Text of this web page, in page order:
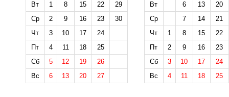
Вт
1 8 15 22
29
Ср
2 9 16 23
30
Чт
3 10 17
24
Пт
4 11 18
25
Сб
5 12 19
26
Вс
6 13 20 27
Вт
6 13
20
Ср
7 14
21
Чт
1 8 15
22
Пт
2 9 16
23
Сб
3 10 17
24
Вс
4 11 18 25